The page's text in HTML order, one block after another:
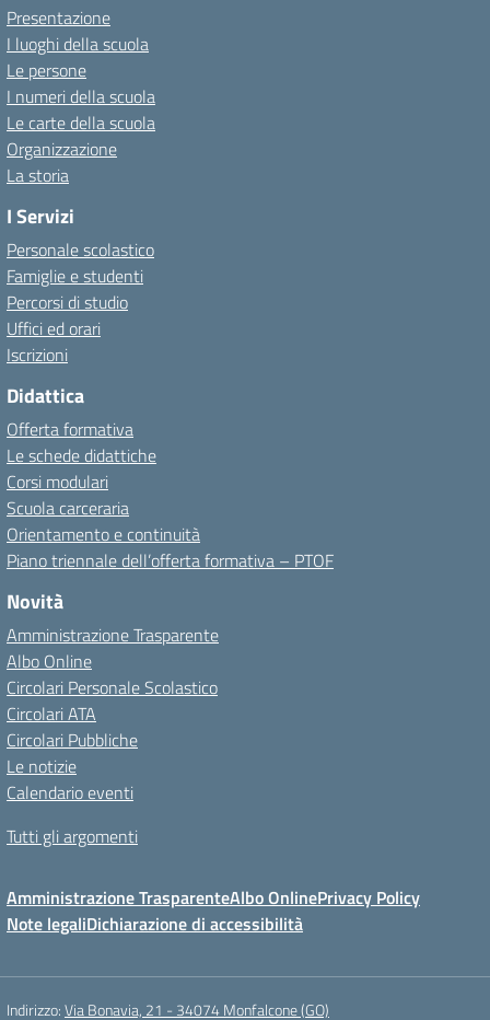
Presentazione
I luoghi della scuola
Le persone
I numeri della scuola
Le carte della scuola
Organizzazione
La storia
I Servizi
Personale scolastico
Famiglie e studenti
Percorsi di studio
Uffici ed orari
Iscrizioni
Didattica
Offerta formativa
Le schede didattiche
Corsi modulari
Scuola carceraria
Orientamento e continuità
Piano triennale dell’offerta formativa – PTOF
Novità
Amministrazione Trasparente
Albo Online
Circolari Personale Scolastico
Circolari ATA
Circolari Pubbliche
Le notizie
Calendario eventi
Tutti gli argomenti
Amministrazione TrasparenteAlbo OnlinePrivacy Policy
Note legaliDichiarazione di accessibilità
Indirizzo:Via Bonavia, 21 - 34074 Monfalcone (GO)